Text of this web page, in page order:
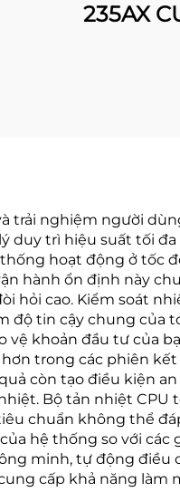
235AX
trải nghiệm người
duy trì hiệu suất tối đa
hoạt động ở tốc
hành ổn định này
hỏi cao. Kiểm soát
độ tin cậy chung của
khoản đầu tư của
trong các phiên kết
còn tạo điều kiện
Bộ tản nhiệt CPU
chuẩn không thể
hệ thống so với các
minh, tự động điều
cấp khả năng làm